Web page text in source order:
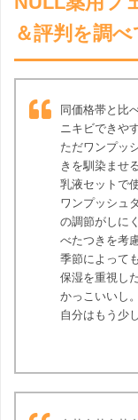
＆評判を調べ
同価格帯と比
ニキビできや
ただワンプッ
きを馴染ませ
乳液セットで
ワンプッシュ
の調節がしにく
べたつきを考
季節によって
保湿を重視し
かっこいいし。
自分はもう少